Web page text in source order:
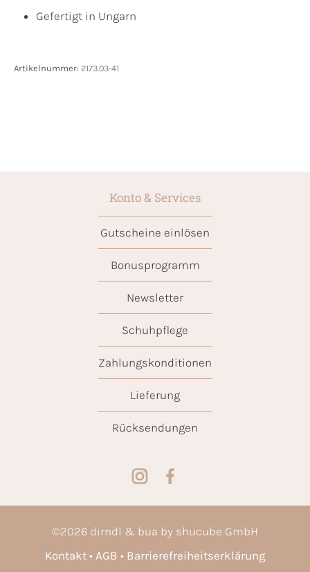
Gefertigt in Ungarn
Artikelnummer: 2173.03-41
Konto & Services
Gutscheine einlösen
Bonusprogramm
Newsletter
Schuhpflege
Zahlungskonditionen
Lieferung
Rücksendungen
©2026 dirndl & bua by shucube GmbH
Kontakt
AGB Barrierefreiheitserklärung